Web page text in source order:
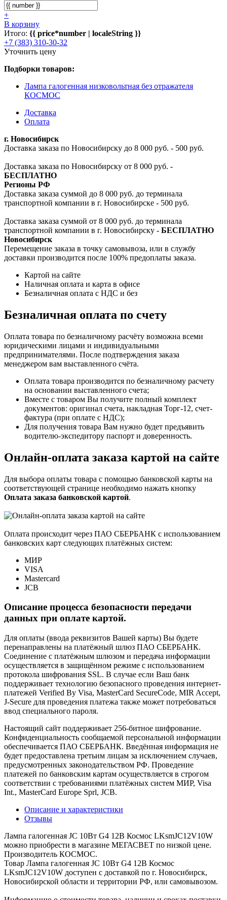
+
В корзину
Итого: {{ price*number | localeString }}
+7 (383) 310-30-32
Уточнить цену
Подборки товаров:
Лампа галогенная низковольтная без отражателя
КОСМОС
Доставка
Оплата
г. Новосибирск
Доставка заказа по Новосибирску до 8 000 руб. - 500 руб.
Доставка заказа по Новосибирску от 8 000 руб. -
БЕСПЛАТНО
Регионы РФ
Доставка заказа суммой до 8 000 руб. до терминала
транспортной компании в г. Новосибирске - 500 руб.
Доставка заказа суммой от 8 000 руб. до терминала
транспортной компании в г. Новосибирску - БЕСПЛАТНО
Новосибирск
Перемещение заказа в точку самовывоза, или в службу
доставки производится после 100% предоплаты заказа.
Картой на сайте
Наличная оплата и карта в офисе
Безналичная оплата с НДС и без
Безналичная оплата по счету
Оплата товара по безналичному расчёту возможна всеми
юридическими лицами и индивидуальными
предпринимателями. После подтверждения заказа
менеджером вам выставленного счёта.
Оплата товара производится по безналичному расчету
на основании выставленного счета;
Вместе с товаром Вы получите полный комплект
документов: оригинал счета, накладная Торг-12, счет-
фактура (при оплате с НДС);
Для получения товара Вам нужно будет предъявить
водителю-экспедитору паспорт и доверенность.
Онлайн-оплата заказа картой на сайте
Для выбора оплаты товара с помощью банковской карты на
соответствующей странице необходимо нажать кнопку
Оплата заказа банковской картой.
Оплата происходит через ПАО СБЕРБАНК с использованием
банковских карт следующих платёжных систем:
МИР
VISA
Mastercard
JCB
Описание процесса безопасности передачи
данных при оплате картой.
Для оплаты (ввода реквизитов Вашей карты) Вы будете
перенаправлены на платёжный шлюз ПАО СБЕРБАНК.
Соединение с платёжным шлюзом и передача информации
осуществляется в защищённом режиме с использованием
протокола шифрования SSL. В случае если Ваш банк
поддерживает технологию безопасного проведения интернет-
платежей Verified By Visa, MasterCard SecureCode, MIR Accept,
J-Secure для проведения платежа также может потребоваться
ввод специального пароля.
Настоящий сайт поддерживает 256-битное шифрование.
Конфиденциальность сообщаемой персональной информации
обеспечивается ПАО СБЕРБАНК. Введённая информация не
будет предоставлена третьим лицам за исключением случаев,
предусмотренных законодательством РФ. Проведение
платежей по банковским картам осуществляется в строгом
соответствии с требованиями платёжных систем МИР, Visa
Int., MasterCard Europe Sprl, JCB.
Описание и характеристики
Отзывы
Лампа галогенная JC 10Вт G4 12В Космос LKsmJC12V10W
можно приобрести в магазине МЕГАСВЕТ по низкой цене.
Производитель КОСМОС.
Товар Лампа галогенная JC 10Вт G4 12В Космос
LKsmJC12V10W доступен с доставкой по г. Новосибирск,
Новосибирской области и территории РФ, или самовывозом.